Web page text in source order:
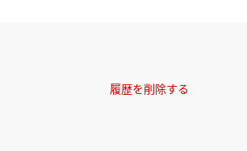
履歴を削除する